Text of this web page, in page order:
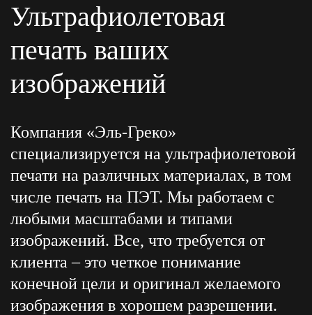
Ультрафиолетовая
печать ваших
изображений
Компания «Эль-Греко»
специализируется на ультрафиолетовой
печати на различных материалах, в том
числе печать на ПЭТ. Мы работаем с
любыми масштабами и типами
изображений. Все, что требуется от
клиента – это четкое понимание
конечной цели и оригинал желаемого
изображения в хорошем разрешении.